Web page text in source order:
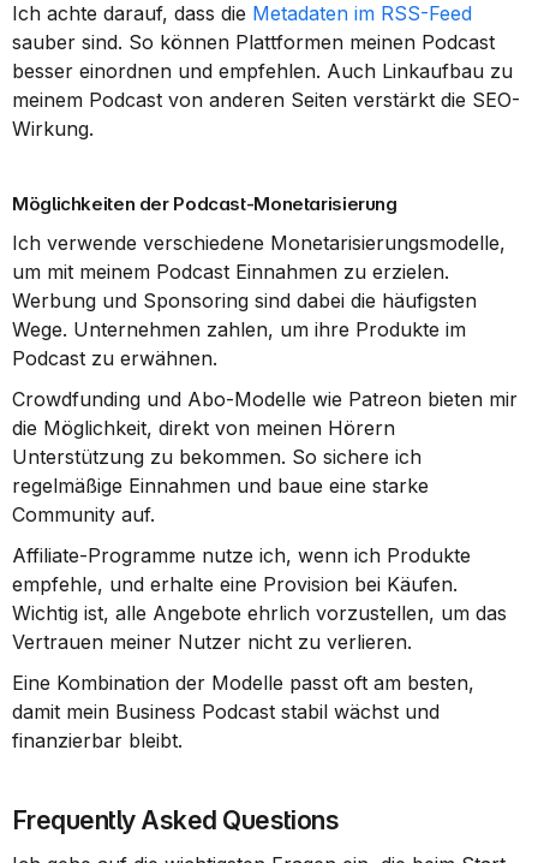
Ich achte darauf, dass die Metadaten im RSS-Feed
sauber sind. So können Plattformen meinen Podcast
besser einordnen und empfehlen. Auch Linkaufbau zu
meinem Podcast von anderen Seiten verstärkt die SEO-
Wirkung.
Möglichkeiten der Podcast-Monetarisierung
Ich verwende verschiedene Monetarisierungsmodelle,
um mit meinem Podcast Einnahmen zu erzielen.
Werbung und Sponsoring sind dabei die häufigsten
Wege. Unternehmen zahlen, um ihre Produkte im
Podcast zu erwähnen.
Crowdfunding und Abo-Modelle wie Patreon bieten mir
die Möglichkeit, direkt von meinen Hörern
Unterstützung zu bekommen. So sichere ich
regelmäßige Einnahmen und baue eine starke
Community auf.
Affiliate-Programme nutze ich, wenn ich Produkte
empfehle, und erhalte eine Provision bei Käufen.
Wichtig ist, alle Angebote ehrlich vorzustellen, um das
Vertrauen meiner Nutzer nicht zu verlieren.
Eine Kombination der Modelle passt oft am besten,
damit mein Business Podcast stabil wächst und
finanzierbar bleibt.
Frequently Asked Questions